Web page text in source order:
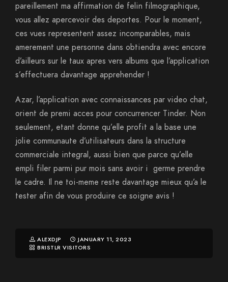
pareillement ma affirmation de felin filmographique,
vous allez apercevoir des deportes. Pour le moment,
ces vues representent assez incomparables, mais
amerement une personne dans obtiendra avec encore
d’ailleurs sur le taux apres vers albums que l’application
s’effectuera davantage apprehender !
Azar, l’application avec connaissances par video chat,
orient de premi acces pour concurrencer Tinder. Non
seulement, etant donne qu’elle profit a la base une
jolie communaute d’utilisateurs dans la structure
commerciale integral, aussi bien que parce qu’elle
empli filer parmi pur mois sans avoir i germe prendre
le cadre. Il ne toi-meme reste davantage mieux qu’a le
tester afin de vous produire ce soigne avis !
ALEXDJP
JANUARY 11, 2023
BRISTLR VISITORS